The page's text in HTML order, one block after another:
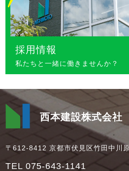
採用情報
私たちと一緒に働きませんか？
西本建設株式会社
〒612-8412 京都市伏見区竹田中川
TEL 075-643-1141